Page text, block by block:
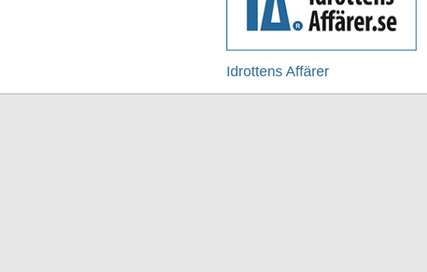
Idrottens Affärer